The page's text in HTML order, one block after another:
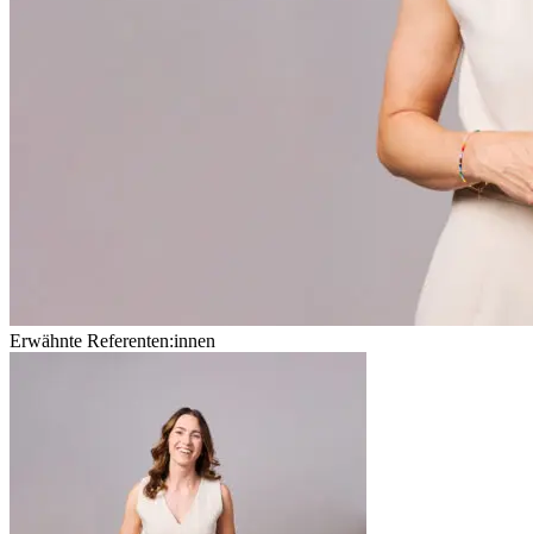
Erwähnte Referenten:innen